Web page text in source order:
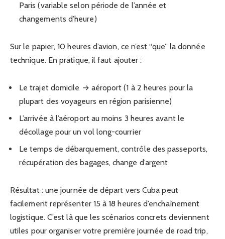
Paris (variable selon période de l’année et
changements d’heure)
Sur le papier, 10 heures d’avion, ce n’est “que” la donnée
technique. En pratique, il faut ajouter :
Le trajet domicile → aéroport (1 à 2 heures pour la
plupart des voyageurs en région parisienne)
L’arrivée à l’aéroport au moins 3 heures avant le
décollage pour un vol long-courrier
Le temps de débarquement, contrôle des passeports,
récupération des bagages, change d’argent
Résultat : une journée de départ vers Cuba peut
facilement représenter 15 à 18 heures d’enchaînement
logistique. C’est là que les scénarios concrets deviennent
utiles pour organiser votre première journée de road trip,